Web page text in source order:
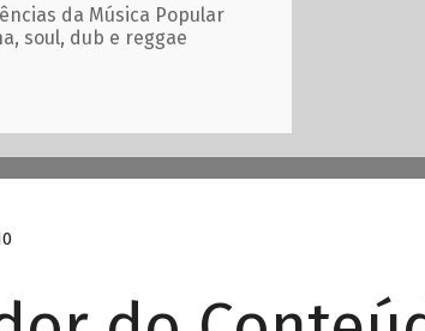
da Música Popular
soul, dub e reggae